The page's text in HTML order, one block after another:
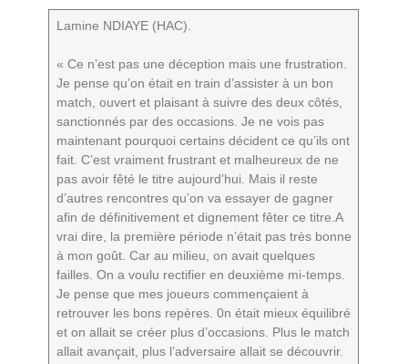
Lamine NDIAYE (HAC).
« Ce n’est pas une déception mais une frustration.
Je pense qu’on était en train d’assister à un bon
match, ouvert et plaisant à suivre des deux côtés,
sanctionnés par des occasions. Je ne vois pas
maintenant pourquoi certains décident ce qu’ils ont
fait. C’est vraiment frustrant et malheureux de ne
pas avoir fêté le titre aujourd’hui. Mais il reste
d’autres rencontres qu’on va essayer de gagner
afin de définitivement et dignement fêter ce titre.A
vrai dire, la première période n’était pas très bonne
à mon goût. Car au milieu, on avait quelques
failles. On a voulu rectifier en deuxième mi-temps.
Je pense que mes joueurs commençaient à
retrouver les bons repères. 0n était mieux équilibré
et on allait se créer plus d’occasions. Plus le match
allait avançait, plus l’adversaire allait se découvrir.